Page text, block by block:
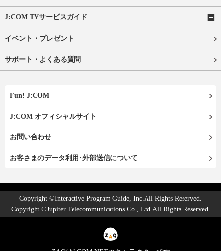
J:COM TVサービスガイド
イベント・プレゼント
サポート・よくある質問
Fun! J:COM
J:COM オフィシャルサイト
お問い合わせ
お客さまのデータ利用･外部送信について
Copyright ©Interactive Program Guide, Inc.All Rights Reserved.
Copyright ©Jupiter Telecommunications Co., Ltd.All Rights Reserved.